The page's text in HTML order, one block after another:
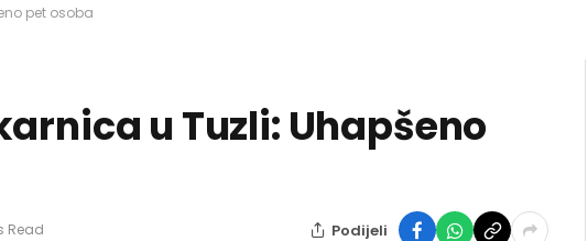
pet osoba
u Tuzli: Uhapšeno
Read Podijeli